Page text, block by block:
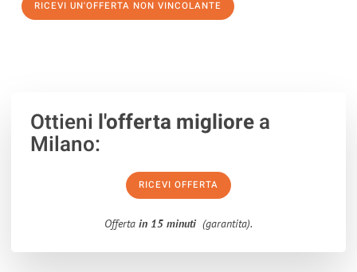
RICEVI UN'OFFERTA NON VINCOLANTE
Ottieni l'offerta migliorea
Milano:
RICEVI OFFERTA
Offerta in 15 minuti (garantita).